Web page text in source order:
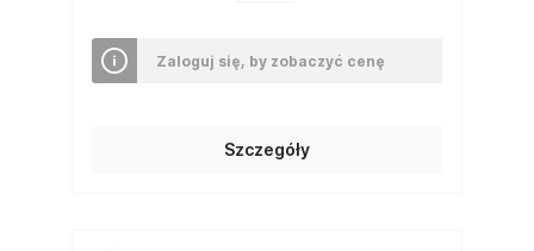
Zaloguj się, by zobaczyć cenę
Szczegóły